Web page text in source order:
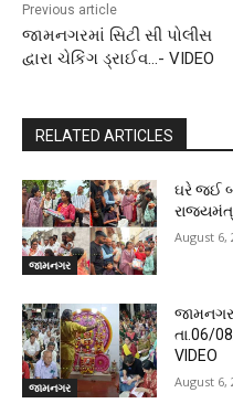
Previous article
જામનગરમાં સિટી સી પોલીસ
દ્વારા ચેકિંગ ડ્રાઈવ…- VIDEO
RELATED ARTICLES
જામનગર
ઘરે જઈ
August 6,
જામનગર
તા.06/
VIDEO
August 6,